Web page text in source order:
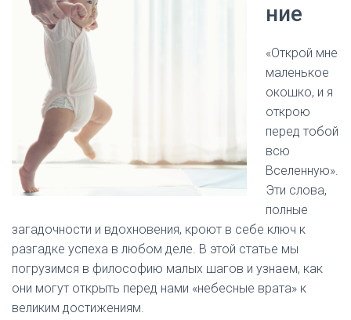
ние
«Открой мне
маленькое
окошко, и я
открою
перед тобой
всю
Вселенную».
Эти слова,
полные
загадочности и вдохновения, кроют в себе ключ к
разгадке успеха в любом деле. В этой статье мы
погрузимся в философию малых шагов и узнаем, как
они могут открыть перед нами «небесные врата» к
великим достижениям.